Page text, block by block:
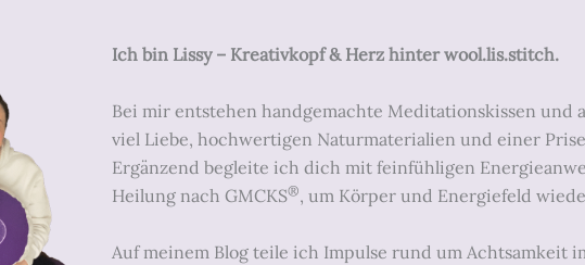
Ich bin Lissy – Kreativkopf & Herz hinter wool.lis.stitch.
Bei mir entstehen handgemachte Meditationskissen und
viel Liebe, hochwertigen Naturmaterialien und einer
Ergänzend begleite ich dich mit feinfühligen
Heilung nach GMCKS®, um Körper und Energiefeld
Auf meinem Blog teile ich Impulse rund um Achtsamkeit